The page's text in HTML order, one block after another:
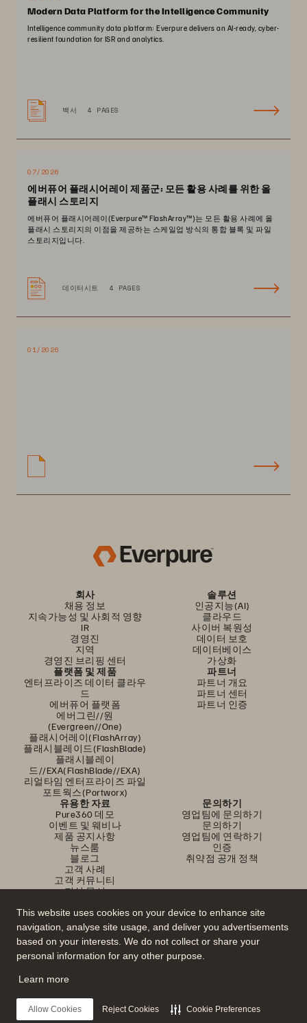
This website uses cookies on your device to enhance site
navigation, analyse site usage, and deliver you advertisements
based on your interests. We do not collect or share your
personal information for any other purpose.
Learn more
Allow Cookies Reject Cookies Cookie Preferences
Modern Data Platform for the Intelligence Community
Intelligence community data platform: Everpure delivers an AI-ready, cyber-
resilient foundation for ISR and analytics.
백서 4 PAGES
07/2026
에버퓨어 플래시어레이 제품군: 모든 활용 사례를 위한 올
플래시 스토리지
에버퓨어 플래시어레이(Everpure™️ FlashArray™️)는 모든 활용 사례에 올
플래시 스토리지의 이점을 제공하는 스케일업 방식의 통합 블록 및 파일
스토리지입니다.
데이터시트 4 PAGES
01/2026
회사
채용 정보
지속가능성 및 사회적 영향
IR
경영진
지역
경영진 브리핑 센터
솔루션
인공지능(AI)
클라우드
사이버 복원성
데이터 보호
데이터베이스
가상화
플랫폼 및 제품
엔터프라이즈 데이터 클라우
드
에버퓨어 플랫폼
에버그린//원
(Evergreen//One)
플래시어레이(FlashArray)
플래시블레이드(FlashBlade)
플래시블레이
드//EXA(FlashBlade//EXA)
리얼타임 엔터프라이즈 파일
포트웍스(Portworx)
파트너
파트너 개요
파트너 센터
파트너 인증
유용한 자료
Pure360 데모
이벤트 및 웨비나
제품 공지사항
뉴스룸
블로그
고객 사례
고객 커뮤니티
지식 문서
문의하기
영업팀에 문의하기
문의하기
영업팀에 연락하기
인증
취약점 공개 정책
문의하기
에버퓨어(Everpure) 공식 소셜미디어 팔로우하기
© 2026 Everpure, Inc. All rights reserved.
개인정보 보호 정책 웹사이트 약관법적 정보 트러스트 센터쿠키 설정